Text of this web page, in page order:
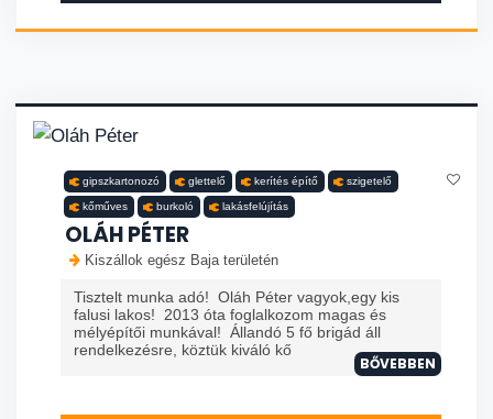
gipszkartonozó glettelő kerítés építő szigetelő
kőműves burkoló lakásfelújítás
OLÁH PÉTER
Kiszállok egész Baja területén
Tisztelt munka adó! Oláh Péter vagyok,egy kis
falusi lakos! 2013 óta foglalkozom magas és
mélyépítői munkával! Állandó 5 fő brigád áll
rendelkezésre, köztük kiváló kő
BŐVEBBEN